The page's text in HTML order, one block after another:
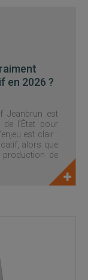
en 2026 ?
Jeanbrun est
l’État pour
est clair :
alors que
de